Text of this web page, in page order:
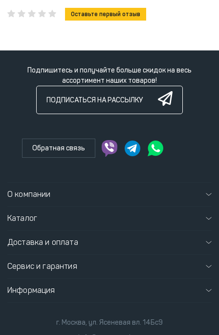
Оставьте первый отзыв
Подпишитесь и получайте больше скидок на весь
ассортимент наших товаров!
ПОДПИСАТЬСЯ НА РАССЫЛКУ
Обратная связь
О компании
Каталог
Доставка и оплата
Сервис и гарантия
Информация
г. Москва, ул. Ясеневая вл. 14Бс9